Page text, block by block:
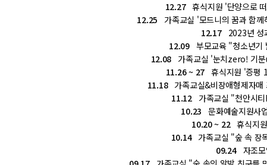
12.27휴식지원 '단양으로 떠
12.25 가족교실 '모드니의 꿈과 함
12.172023년 성
12.09부모교육 "청소년기
12.08 가족교실 '눈치zero! 기
11.26 ~ 27휴식지원 '증평 1
11.18가족교실&비장애형제자매
11.12가족교실 "천안시티
10.23 문화예술지원사
10.20 ~ 22휴식지원
10.14가족교실 "숲 속 장
09.24자조모